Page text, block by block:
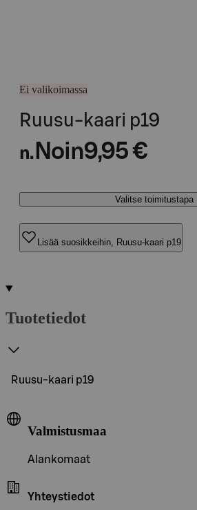
Ei valikoimassa
Ruusu-kaari p19
n. Noin9,95 €
Valitse toimitustapa
Lisää suosikkeihin, Ruusu-kaari p19
Tuotetiedot
Ruusu-kaari p19
Valmistusmaa
Alankomaat
Yhteystiedot